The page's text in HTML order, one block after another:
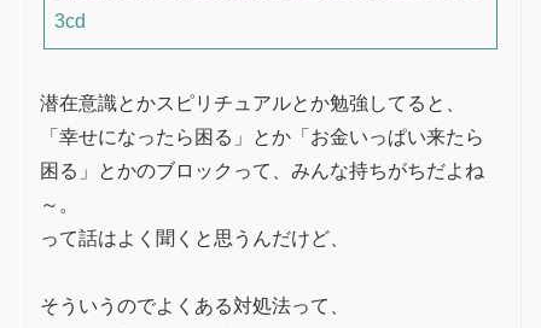
3cd
潜在意識とかスピリチュアルとか勉強してると、
「幸せになったら困る」とか「お金いっぱい来たら
困る」とかのブロックって、みんな持ちがちだよね
～。
って話はよく聞くと思うんだけど、
そういうのでよくある対処法って、